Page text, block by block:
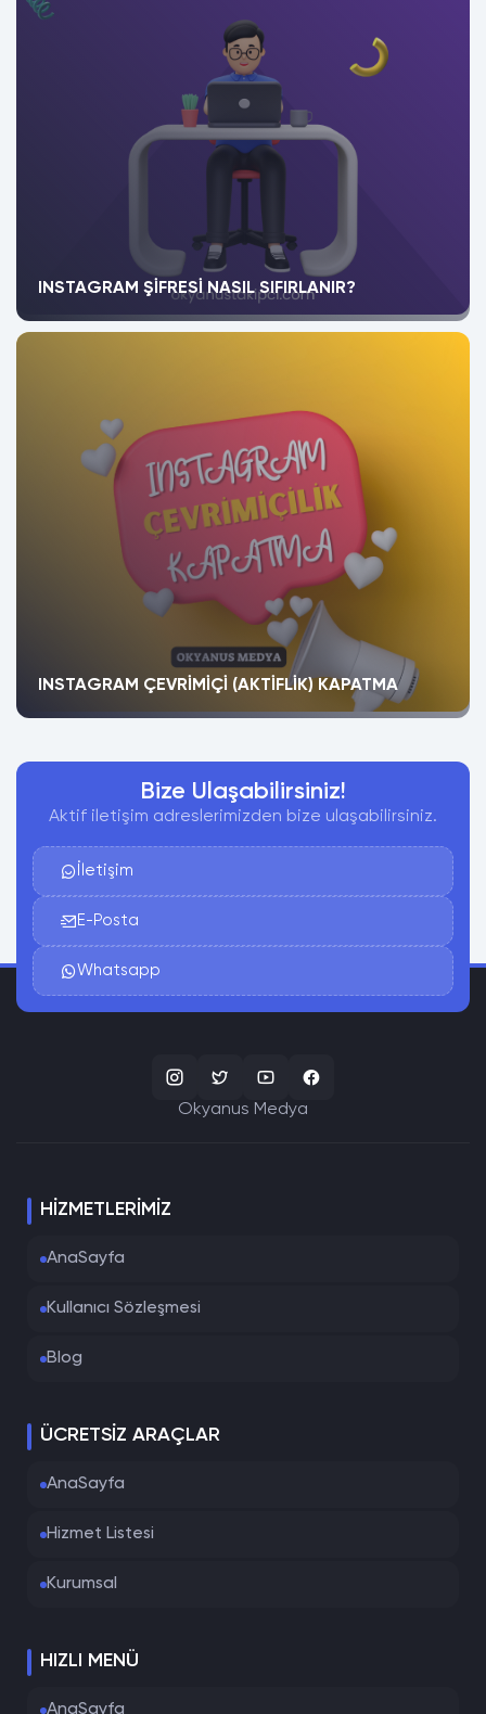
INSTAGRAM ŞIFRESI NASIL SIFIRLANIR?
INSTAGRAM ÇEVRIMIÇI (AKTIFLIK) KAPATMA
Bize Ulaşabilirsiniz!
Aktif iletişim adreslerimizden bize ulaşabilirsiniz.
İletişim
E-Posta
Whatsapp
Okyanus Medya
HIZMETLERIMIZ
AnaSayfa
Kullanıcı Sözleşmesi
Blog
ÜCRETSIZ ARAÇLAR
AnaSayfa
Hizmet Listesi
Kurumsal
HIZLI MENÜ
AnaSayfa